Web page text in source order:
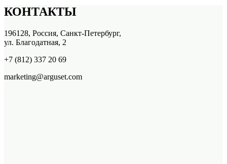
КОНТАКТЫ
196128, Россия, Санкт-Петербург,
ул. Благодатная, 2
+7 (812) 337 20 69
marketing@arguset.com